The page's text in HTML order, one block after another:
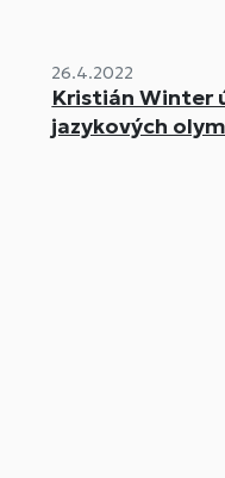
26.4.2022
Kristián Winter
jazykových